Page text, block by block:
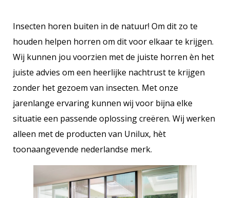
Insecten horen buiten in de natuur! Om dit zo te
houden helpen horren om dit voor elkaar te krijgen.
Wij kunnen jou voorzien met de juiste horren èn het
juiste advies om een heerlijke nachtrust te krijgen
zonder het gezoem van insecten. Met onze
jarenlange ervaring kunnen wij voor bijna elke
situatie een passende oplossing creëren. Wij werken
alleen met de producten van Unilux, hèt
toonaangevende nederlandse merk.